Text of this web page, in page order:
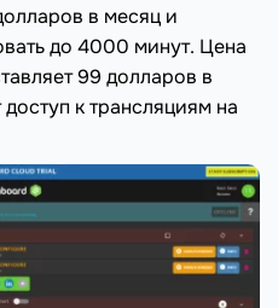
в месяц и
до 4000 минут. Цена
99 долларов в
к трансляциям на